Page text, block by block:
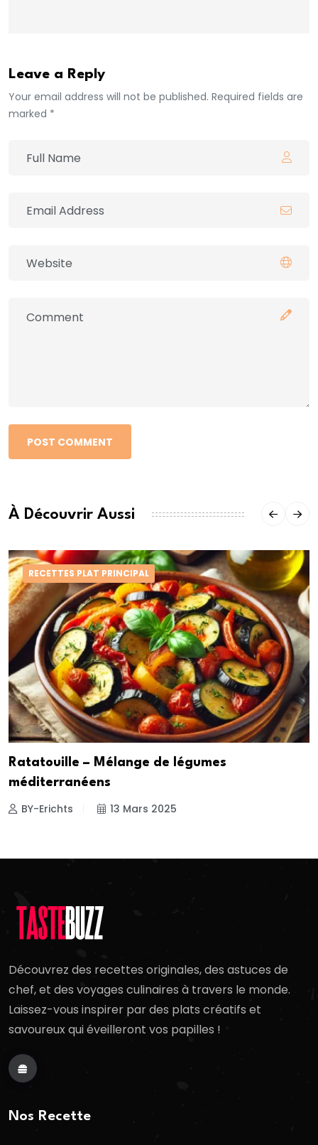
Leave a Reply
Your email address will not be published. Required fields are
marked *
POST COMMENT
À Découvrir Aussi
RECETTES PLAT PRINCIPAL
Ratatouille – Mélange de légumes
méditerranéens
BY-Erichts 13 Mars 2025
Découvrez des recettes originales, des astuces de
chef, et des voyages culinaires à travers le monde.
Laissez-vous inspirer par des plats créatifs et
savoureux qui éveilleront vos papilles !
Nos Recette